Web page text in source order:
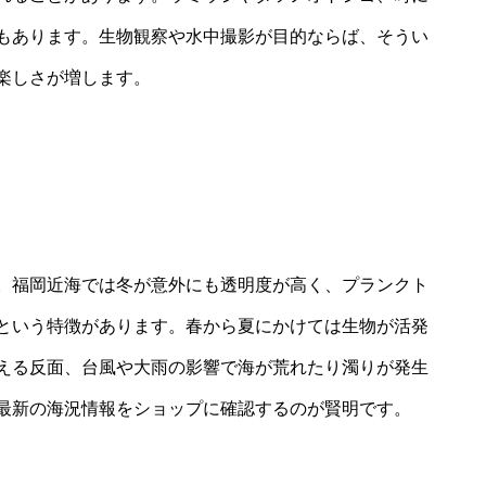
ります。生物観察や水中撮影が目的ならば、そうい
さが増します。
岡近海では冬が意外にも透明度が高く、プランクト
う特徴があります。春から夏にかけては生物が活発
反面、台風や大雨の影響で海が荒れたり濁りが発生
の海況情報をショップに確認するのが賢明です。